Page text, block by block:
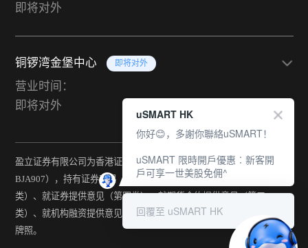
即将对外
铜锣湾金堡中心 即将对外
营业时间：
即将对外
盈立证券有限公司为香港证监会持牌法团（中央编号：
BJA907），持有证券交易（第一类）、期货合约交易（第二
类）、就证券提供意见（第四类）、就期货合约提供意见（第五
类）、就机构融资提供意见（第六类）及提供资产管理（第九类）
牌照。
uSMART HK
你好😊，多謝你聯絡uSMART！
uSMART 限時開戶優惠︰新客開
戶可享一世美股免佣^
回覆至 uSMART HK